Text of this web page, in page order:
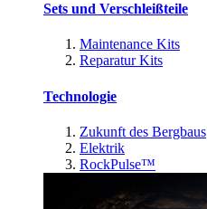
Sets und Verschleißteile
Maintenance Kits
Reparatur Kits
Technologie
Zukunft des Bergbaus
Elektrik
RockPulse™